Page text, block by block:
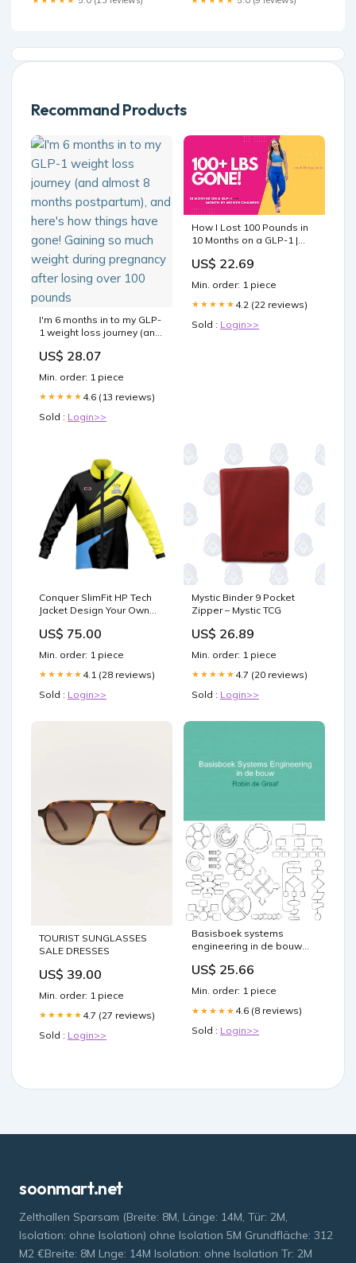
Recommand Products
I'm 6 months in to my GLP-
1 weight loss journey (and
postpartum), and here's
Gaining so much weight
during pregnancy after
US$ 28.07
Min. order: 1 piece
★★★★★ 4.6 (13 reviews)
Sold : Login>>
How I Lost 100 Pounds in
10 Months on a GLP-1 |
US$ 22.69
Min. order: 1 piece
★★★★★ 4.2 (22 reviews)
Sold : Login>>
Conquer SlimFit HP Tech
Jacket Design Your Own
US$ 75.00
Min. order: 1 piece
★★★★★ 4.1 (28 reviews)
Sold : Login>>
Mystic Binder 9 Pocket
Zipper – Mystic TCG
US$ 26.89
Min. order: 1 piece
★★★★★ 4.7 (20 reviews)
Sold : Login>>
TOURIST SUNGLASSES
SALE DRESSES
US$ 39.00
Min. order: 1 piece
★★★★★ 4.7 (27 reviews)
Sold : Login>>
Basisboek systems
engineering in de bouw
US$ 25.66
Min. order: 1 piece
★★★★★ 4.6 (8 reviews)
Sold : Login>>
soonmart.net
Zelthallen Sparsam (Breite: 8M, Länge: 14M, Tür: 2M,
Isolation: ohne Isolation) ohne Isolation 5M Grundfläche: 312
M2 €Breite: 8M Lnge: 14M Isolation: ohne Isolation Tr: 2M